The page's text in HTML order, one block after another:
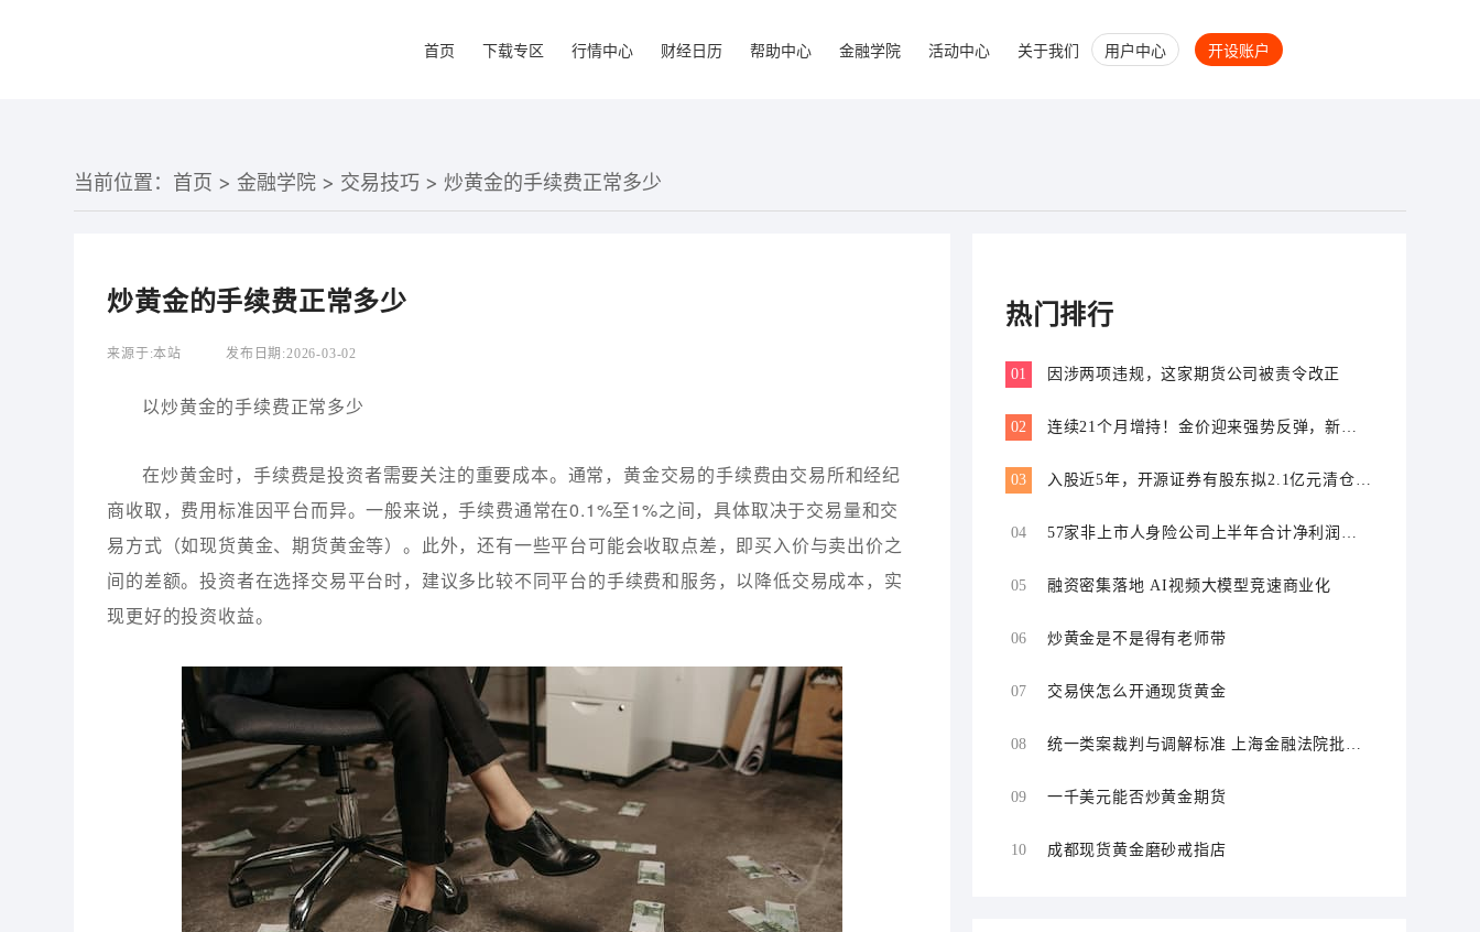
首页 下载专区 行情中心 财经日历 帮助中心 金融学院 活动中心 关于我们 用户中心 开设账户
当前位置： 首页 >金融学院 > 交易技巧 > 炒黄金的手续费正常多少
炒黄金的手续费正常多少
来源于:本站 发布日期:2026-03-02
以炒黄金的手续费正常多少
在炒黄金时，手续费是投资者需要关注的重要成本。通常，黄金交易的手续费由交易所和经纪
商收取，费用标准因平台而异。一般来说，手续费通常在0.1%至1%之间，具体取决于交易量和交
易方式（如现货黄金、期货黄金等）。此外，还有一些平台可能会收取点差，即买入价与卖出价之
间的差额。投资者在选择交易平台时，建议多比较不同平台的手续费和服务，以降低交易成本，实
现更好的投资收益。
热门排行
01 因涉两项违规，这家期货公司被责令改正
02
连续21个月增持！金价迎来强势反弹，新一
03
入股近5年，开源证券有股东拟2.1亿元清仓离
04
57家非上市人身险公司上半年合计净利润同
05
融资密集落地 AI视频大模型竞速商业化
06 炒黄金是不是得有老师带
07 交易侠怎么开通现货黄金
08
统一类案裁判与调解标准 上海金融法院批量
09
一千美元能否炒黄金期货
10 成都现货黄金磨砂戒指店